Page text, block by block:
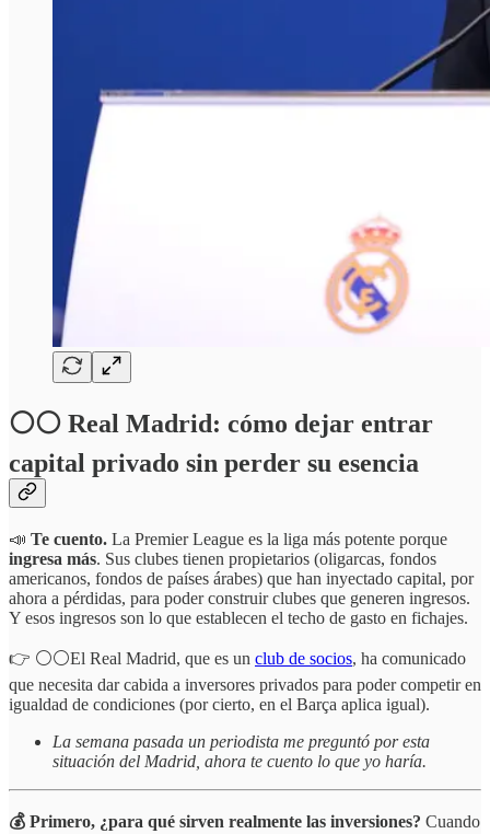
⚪️⚪️ Real Madrid: cómo dejar entrar
capital privado sin perder su esencia
📣 Te cuento. La Premier League es la liga más potente porque
ingresa más. Sus clubes tienen propietarios (oligarcas, fondos
americanos, fondos de países árabes) que han inyectado capital, por
ahora a pérdidas, para poder construir clubes que generen ingresos.
Y esos ingresos son lo que establecen el techo de gasto en fichajes.
👉 ⚪️⚪️El Real Madrid, que es un club de socios, ha comunicado
que necesita dar cabida a inversores privados para poder competir en
igualdad de condiciones (por cierto, en el Barça aplica igual).
La semana pasada un periodista me preguntó por esta
situación del Madrid, ahora te cuento lo que yo haría.
💰 Primero, ¿para qué sirven realmente las inversiones? Cuando